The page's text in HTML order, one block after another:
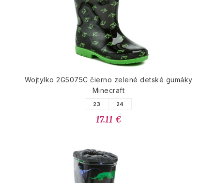
Wojtylko 2G5075C čierno zelené detské gumáky
Minecraft
23 24
17.11 €